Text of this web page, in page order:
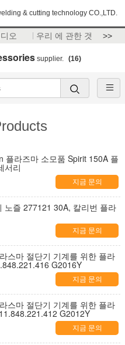
& cutting technology CO.,LTD.
오 우리 에 관한 것 >>
supplier. (16)
플라즈마 소모품 Spirit 150A 플
서리
지금 문의
노즐 277121 30A, 칼리번 플라
지금 문의
스마 절단기 기계를 위한 플라
G2016Y
지금 문의
스마 절단기 기계를 위한 플라
G2012Y
지금 문의